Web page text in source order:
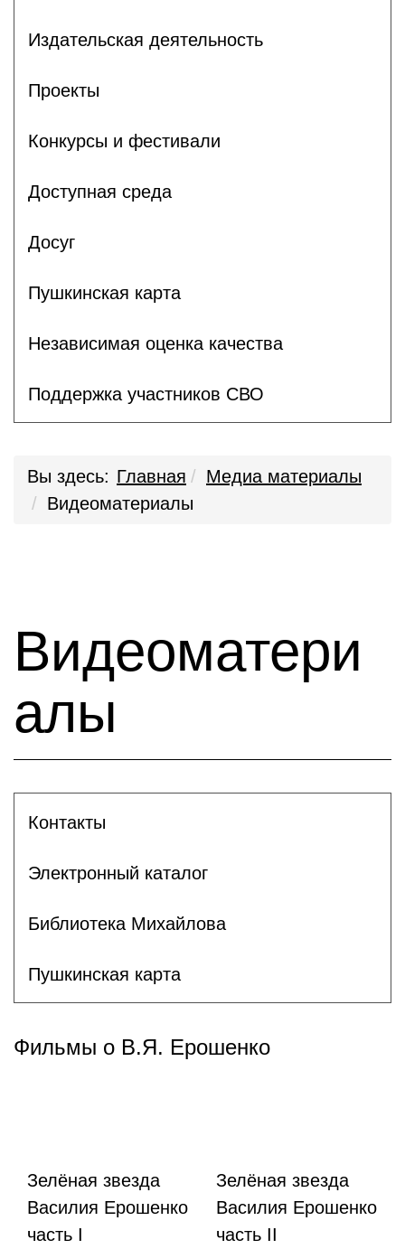
Издательская деятельность
Проекты
Конкурсы и фестивали
Доступная среда
Досуг
Пушкинская карта
Независимая оценка качества
Поддержка участников СВО
Вы здесь: Главная
Медиа материалы
Видеоматериалы
Видеоматери
алы
Контакты
Электронный каталог
Библиотека Михайлова
Пушкинская карта
Фильмы о В.Я. Ерошенко
Зелёная звезда
Василия Ерошенко
часть I
Зелёная звезда
Василия Ерошенко
часть II